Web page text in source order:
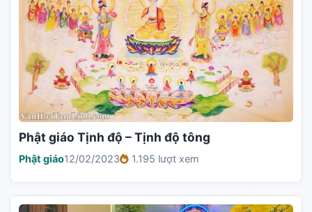
Phật giáo Tịnh độ – Tịnh độ tông
Phật giáo12/02/2023 1.195 lượt xem